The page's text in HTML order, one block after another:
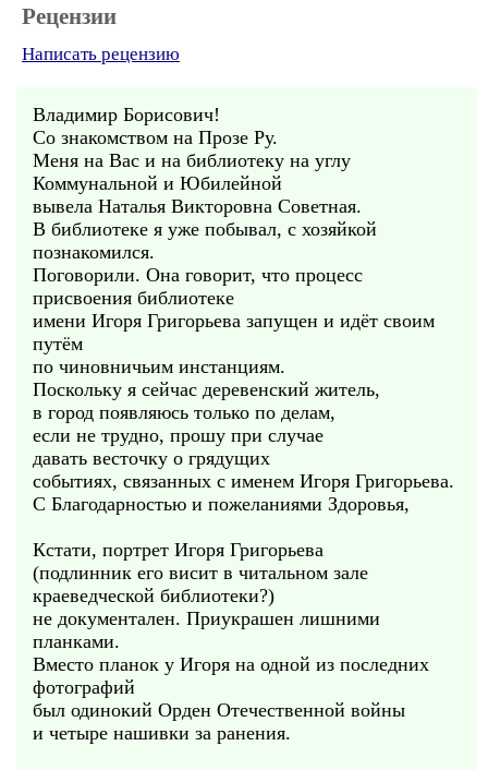
Рецензии
Написать рецензию
Владимир Борисович!
Со знакомством на Прозе Ру.
Меня на Вас и на библиотеку на углу
Коммунальной и Юбилейной
вывела Наталья Викторовна Советная.
В библиотеке я уже побывал, с хозяйкой
познакомился.
Поговорили. Она говорит, что процесс
присвоения библиотеке
имени Игоря Григорьева запущен и идёт своим
путём
по чиновничьим инстанциям.
Поскольку я сейчас деревенский житель,
в город появляюсь только по делам,
если не трудно, прошу при случае
давать весточку о грядущих
событиях, связанных с именем Игоря Григорьева.
С Благодарностью и пожеланиями Здоровья,
Кстати, портрет Игоря Григорьева
(подлинник его висит в читальном зале
краеведческой библиотеки?)
не документален. Приукрашен лишними
планками.
Вместо планок у Игоря на одной из последних
фотографий
был одинокий Орден Отечественной войны
и четыре нашивки за ранения.